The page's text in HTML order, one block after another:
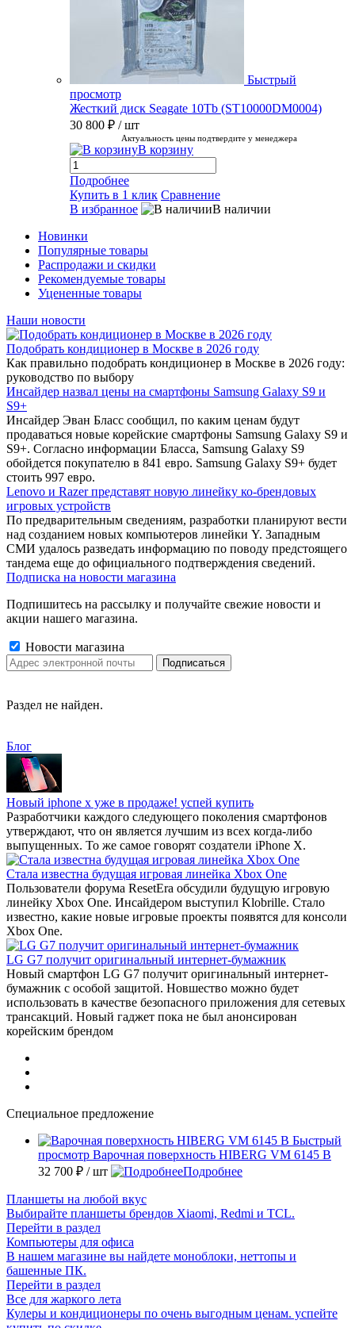
Быстрый
просмотр
Жесткий диск Seagate 10Tb (ST10000DM0004)
30 800 ₽ / шт
Актуальность цены подтвердите у менеджера
В корзину
Подробнее
Купить в 1 клик Сравнение
В избранное
В наличии
Новинки
Популярные товары
Распродажи и скидки
Рекомендуемые товары
Уцененные товары
Наши новости
Подобрать кондиционер в Москве в 2026 году
Как правильно подобрать кондиционер в Москве в 2026 году:
руководство по выбору
Инсайдер назвал цены на смартфоны Samsung Galaxy S9 и
S9+
Инсайдер Эван Бласс сообщил, по каким ценам будут
продаваться новые корейские смартфоны Samsung Galaxy S9 и
S9+. Согласно информации Бласса, Samsung Galaxy S9
обойдется покупателю в 841 евро. Samsung Galaxy S9+ будет
стоить 997 евро.
Lenovo и Razer представят новую линейку ко-брендовых
игровых устройств
По предварительным сведениям, разработки планируют вести
над созданием новых компьютеров линейки Y. Западным
СМИ удалось разведать информацию по поводу предстоящего
тандема еще до официального подтверждения сведений.
Подписка на новости магазина
Подпишитесь на рассылку и получайте свежие новости и
акции нашего магазина.
Новости магазина
Раздел не найден.
Блог
Новый iphone x уже в продаже! успей купить
Разработчики каждого следующего поколения смартфонов
утверждают, что он является лучшим из всех когда-либо
выпущенных. То же самое говорят создатели iPhone X.
Стала известна будущая игровая линейка Xbox One
Пользователи форума ResetEra обсудили будущую игровую
линейку Xbox One. Инсайдером выступил Klobrille. Стало
известно, какие новые игровые проекты появятся для консоли
Xbox One.
LG G7 получит оригинальный интернет-бумажник
Новый смартфон LG G7 получит оригинальный интернет-
бумажник с особой защитой. Новшество можно будет
использовать в качестве безопасного приложения для сетевых
трансакций. Новый гаджет пока не был анонсирован
корейским брендом
Специальное предложение
Быстрый
просмотр Варочная поверхность HIBERG VM 6145 B
32 700 ₽ / шт Подробнее
Планшеты на любой вкус
Выбирайте планшеты брендов Xiaomi, Redmi и TCL.
Перейти в раздел
Компьютеры для офиса
В нашем магазине вы найдете моноблоки, неттопы и
башенные ПК.
Перейти в раздел
Все для жаркого лета
Кулеры и кондиционеры по очень выгодным ценам. успейте